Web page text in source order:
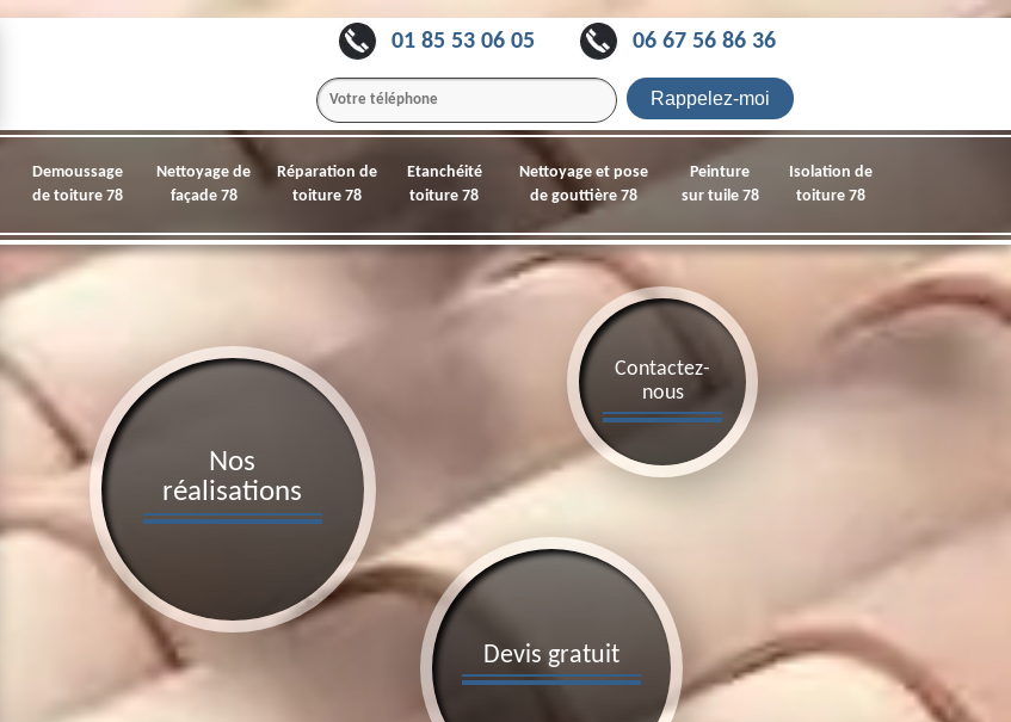
01 85 53 06 05 06 67 56 86 36
Demoussage
de toiture 78
Nettoyage de
façade 78
Réparation de
toiture 78
Etanchéité
toiture 78
Nettoyage et pose
de gouttière 78
Peinture
sur tuile 78
Isolation de
toiture 78
Devis gratuit
Contactez-
nous
Nos
réalisations